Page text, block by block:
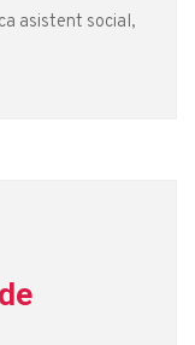
asistent social,